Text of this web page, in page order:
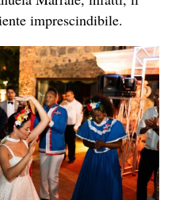
imprescindibile.